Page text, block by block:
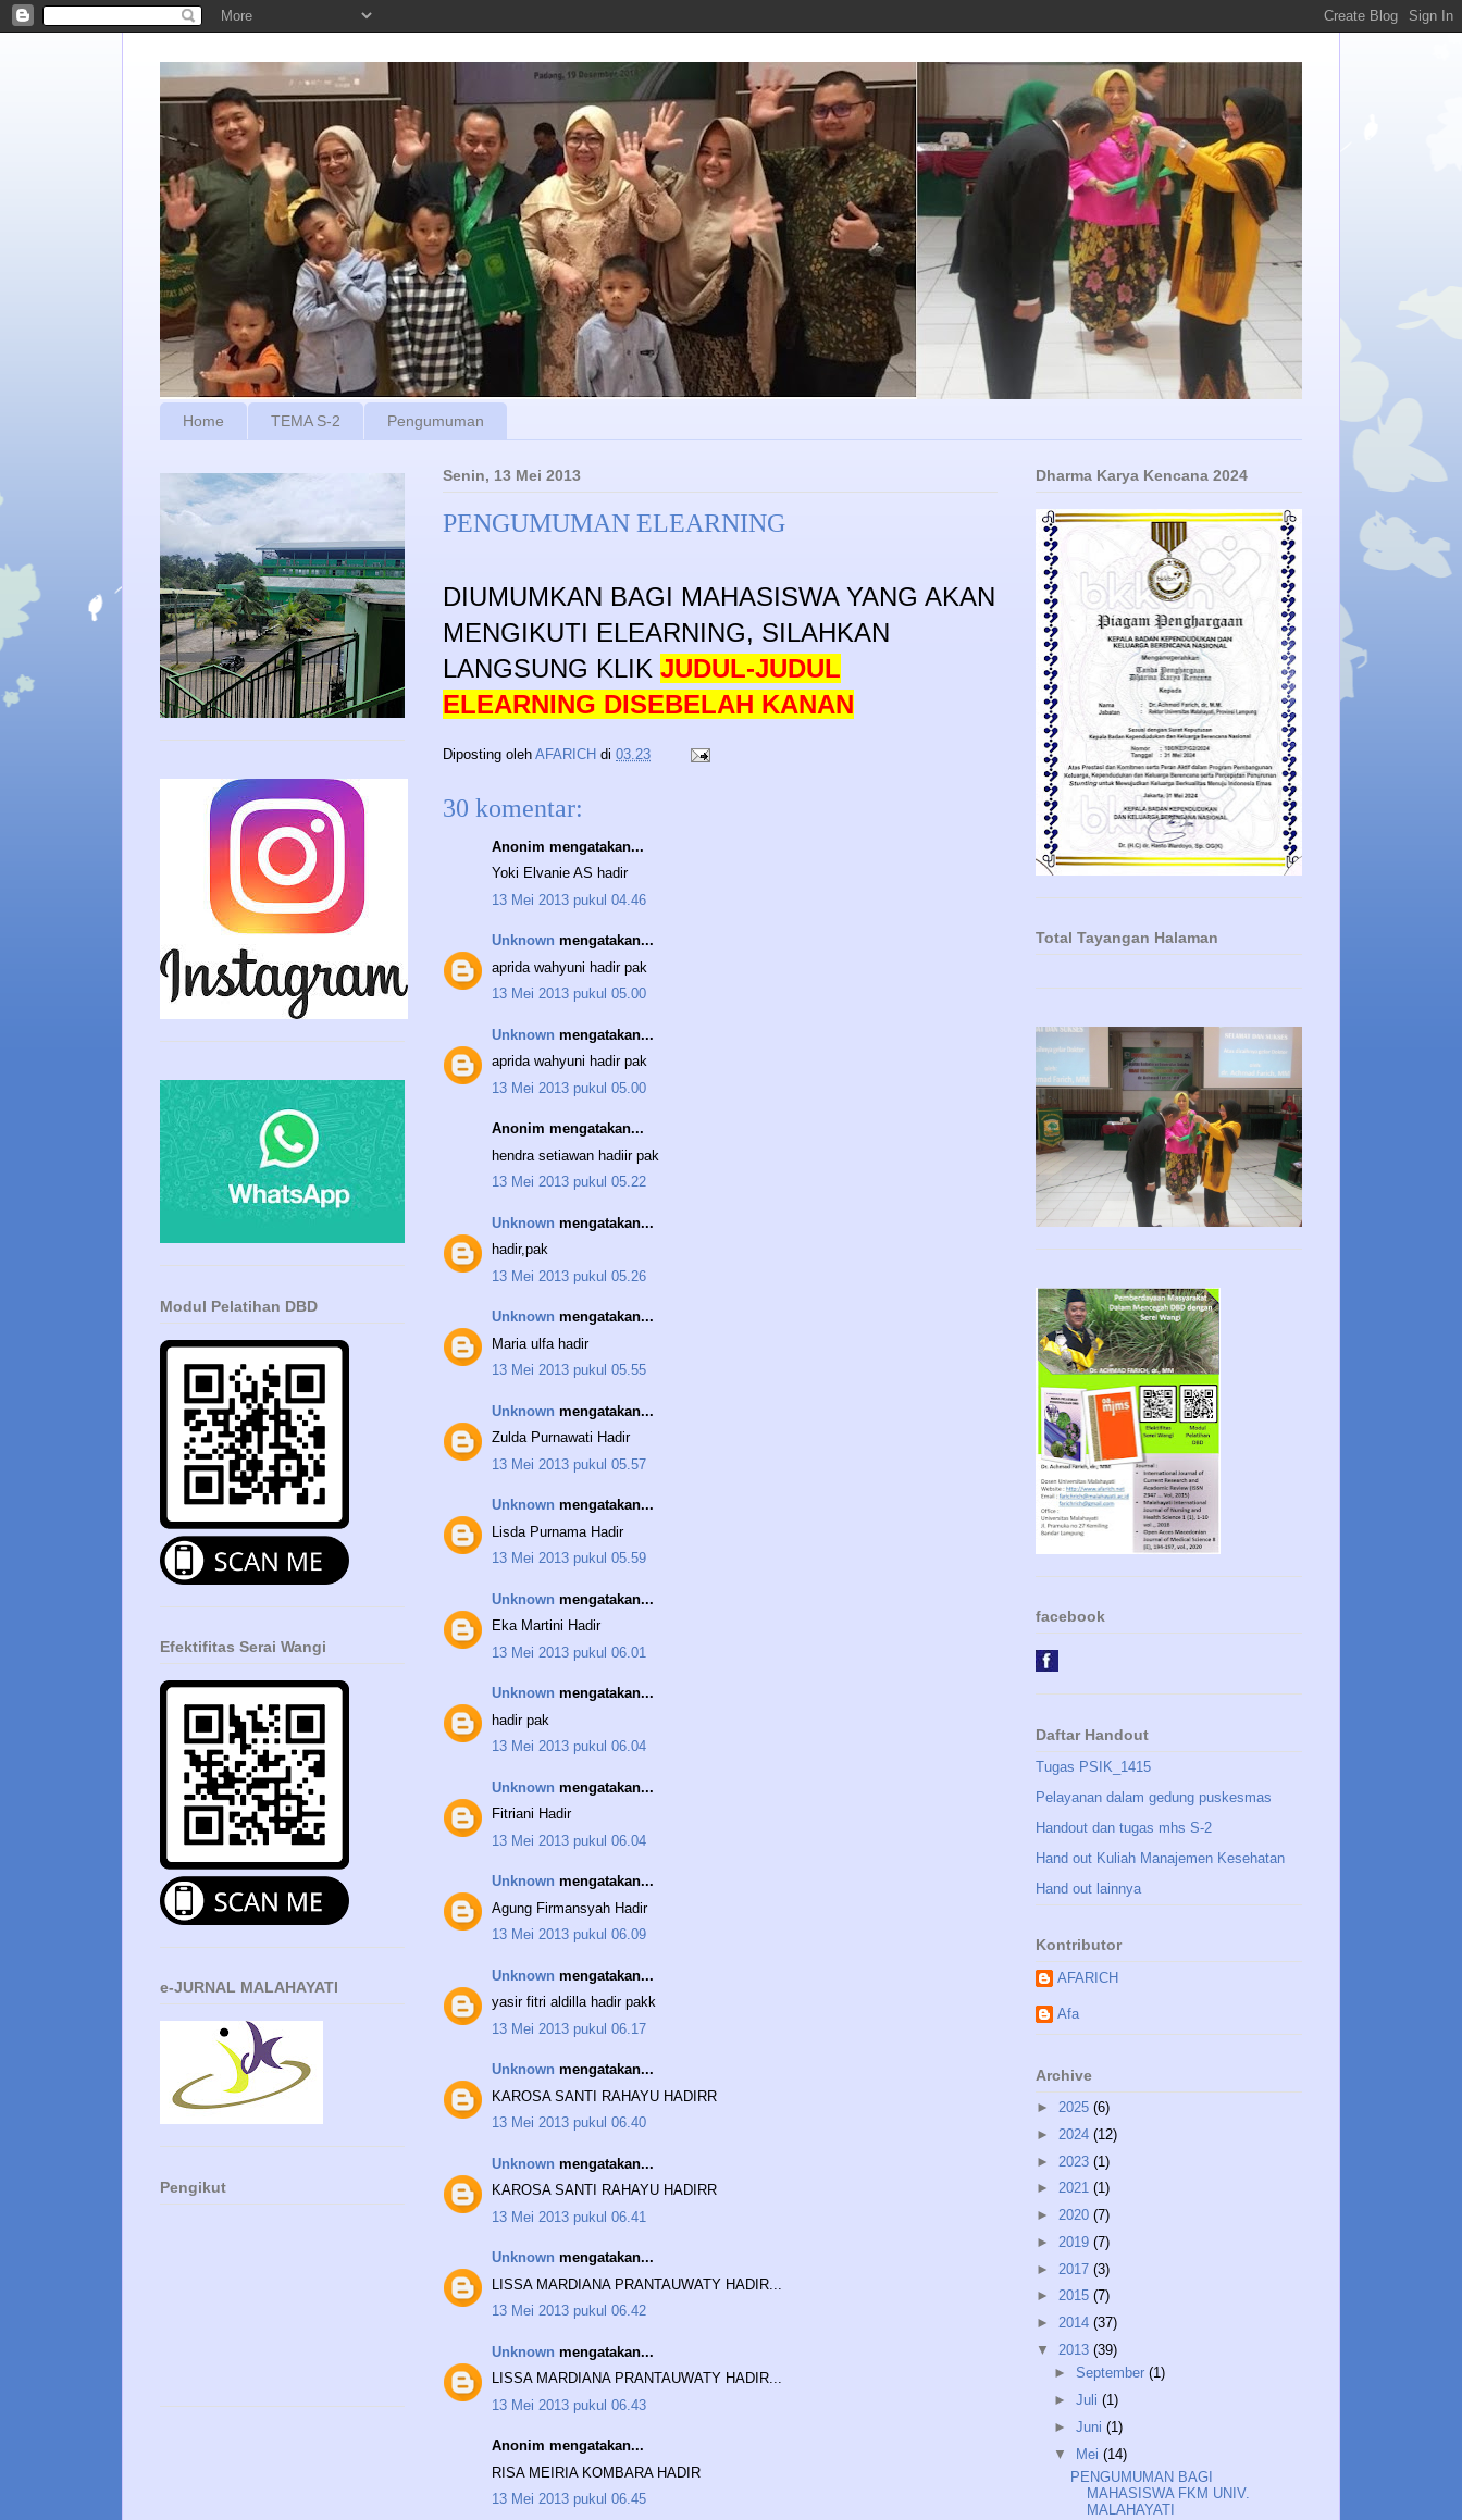
Home TEMA S-2 Pengumuman
Senin, 13 Mei 2013
PENGUMUMAN ELEARNING
DIUMUMKAN BAGI MAHASISWA YANG AKAN
MENGIKUTI ELEARNING, SILAHKAN
LANGSUNG KLIK JUDUL-JUDUL
ELEARNING DISEBELAH KANAN
Diposting oleh AFARICH di 03.23
30 komentar:
Anonim mengatakan...
Yoki Elvanie AS hadir
13 Mei 2013 pukul 04.46
Unknown mengatakan...
aprida wahyuni hadir pak
13 Mei 2013 pukul 05.00
Unknown mengatakan...
aprida wahyuni hadir pak
13 Mei 2013 pukul 05.00
Anonim mengatakan...
hendra setiawan hadiir pak
13 Mei 2013 pukul 05.22
Unknown mengatakan...
hadir,pak
13 Mei 2013 pukul 05.26
Unknown mengatakan...
Maria ulfa hadir
13 Mei 2013 pukul 05.55
Unknown mengatakan...
Zulda Purnawati Hadir
13 Mei 2013 pukul 05.57
Unknown mengatakan...
Lisda Purnama Hadir
13 Mei 2013 pukul 05.59
Unknown mengatakan...
Eka Martini Hadir
13 Mei 2013 pukul 06.01
Unknown mengatakan...
hadir pak
13 Mei 2013 pukul 06.04
Unknown mengatakan...
Fitriani Hadir
13 Mei 2013 pukul 06.04
Unknown mengatakan...
Agung Firmansyah Hadir
13 Mei 2013 pukul 06.09
Unknown mengatakan...
yasir fitri aldilla hadir pakk
13 Mei 2013 pukul 06.17
Unknown mengatakan...
KAROSA SANTI RAHAYU HADIRR
13 Mei 2013 pukul 06.40
Unknown mengatakan...
KAROSA SANTI RAHAYU HADIRR
13 Mei 2013 pukul 06.41
Unknown mengatakan...
LISSA MARDIANA PRANTAUWATY HADIR...
13 Mei 2013 pukul 06.42
Unknown mengatakan...
LISSA MARDIANA PRANTAUWATY HADIR...
13 Mei 2013 pukul 06.43
Anonim mengatakan...
RISA MEIRIA KOMBARA HADIR
13 Mei 2013 pukul 06.45
Modul Pelatihan DBD
Efektifitas Serai Wangi
e-JURNAL MALAHAYATI
Pengikut
Dharma Karya Kencana 2024
Total Tayangan Halaman
facebook
Daftar Handout
Tugas PSIK_1415
Pelayanan dalam gedung puskesmas
Handout dan tugas mhs S-2
Hand out Kuliah Manajemen Kesehatan
Hand out lainnya
Kontributor
AFARICH
Afa
Archive
► 2025 (6)
► 2024 (12)
► 2023 (1)
► 2021 (1)
► 2020 (7)
► 2019 (7)
► 2017 (3)
► 2015 (7)
► 2014 (37)
▼ 2013 (39)
► September (1)
► Juli (1)
► Juni (1)
▼ Mei (14)
PENGUMUMAN BAGI
MAHASISWA FKM UNIV.
MALAHAYATI